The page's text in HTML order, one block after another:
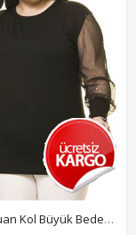
Parlak Puan Kol Büyük Beden Bluz 14B-1649